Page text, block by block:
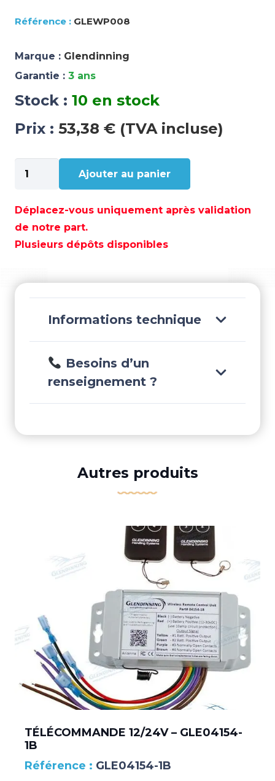
GLEWP008
Marque : Glendinning
Garantie : 3 ans
Stock : 10 en stock
Prix : 53,38 € (TVA incluse)
de
Ajouter au panier
Déplacez-vous uniquement après validation
de notre part.
Plusieurs dépôts disponibles
Informations technique
Besoins d’un
renseignement ?
Autres produits
TÉLÉCOMMANDE 12/24V – GLE04154-
1B
GLE04154-1B